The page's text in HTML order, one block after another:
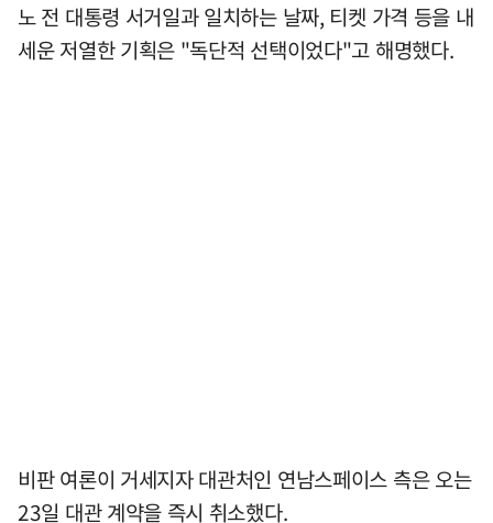
노 전 대통령 서거일과 일치하는 날짜, 티켓 가격 등을 내
세운 저열한 기획은 "독단적 선택이었다"고 해명했다.
비판 여론이 거세지자 대관처인 연남스페이스 측은 오는
23일 대관 계약을 즉시 취소했다.